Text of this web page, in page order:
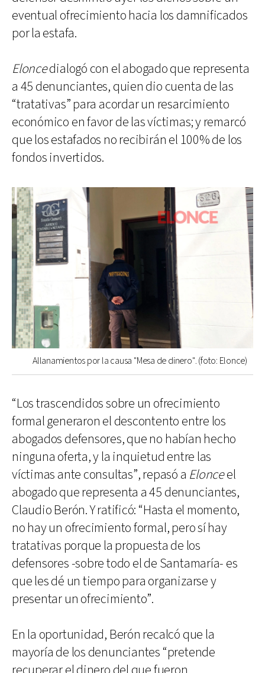
eventual ofrecimiento hacia los damnificados
por la estafa.
Eloncedialogó con el abogado que representa
a 45 denunciantes, quien dio cuenta de las
“tratativas” para acordar un resarcimiento
económico en favor de las víctimas; y remarcó
que los estafados no recibirán el 100% de los
fondos invertidos.
Allanamientos por la causa "Mesa de dinero". (foto: Elonce)
“Los trascendidos sobre un ofrecimiento
formal generaron el descontento entre los
abogados defensores, que no habían hecho
ninguna oferta, y la inquietud entre las
víctimas ante consultas”, repasó a Elonceel
abogado que representa a 45 denunciantes,
Claudio Berón. Y ratificó: “Hasta el momento,
no hay un ofrecimiento formal, pero sí hay
tratativas porque la propuesta de los
defensores -sobre todo el de Santamaría- es
que les dé un tiempo para organizarse y
presentar un ofrecimiento”.
En la oportunidad, Berón recalcó que la
mayoría de los denunciantes “pretende